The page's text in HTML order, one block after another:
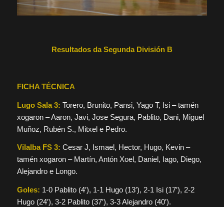
Resultados da Segunda División B
FICHA TÉCNICA
Lugo Sala 3: Torero, Brunito, Pansi, Yago T, Isi – tamén
xogaron – Aaron, Javi, Jose Segura, Pablito, Dani, Miguel
Muñoz, Rubén S., Mitxel e Pedro.
Vilalba FS 3: Cesar J, Ismael, Hector, Hugo, Kevin –
tamén xogaron – Martín, Antón Xoel, Daniel, Iago, Diego,
Alejandro e Longo.
Goles: 1-0 Pablito (4′), 1-1 Hugo (13′), 2-1 Isi (17′), 2-2
Hugo (24′), 3-2 Pablito (37′), 3-3 Alejandro (40′).